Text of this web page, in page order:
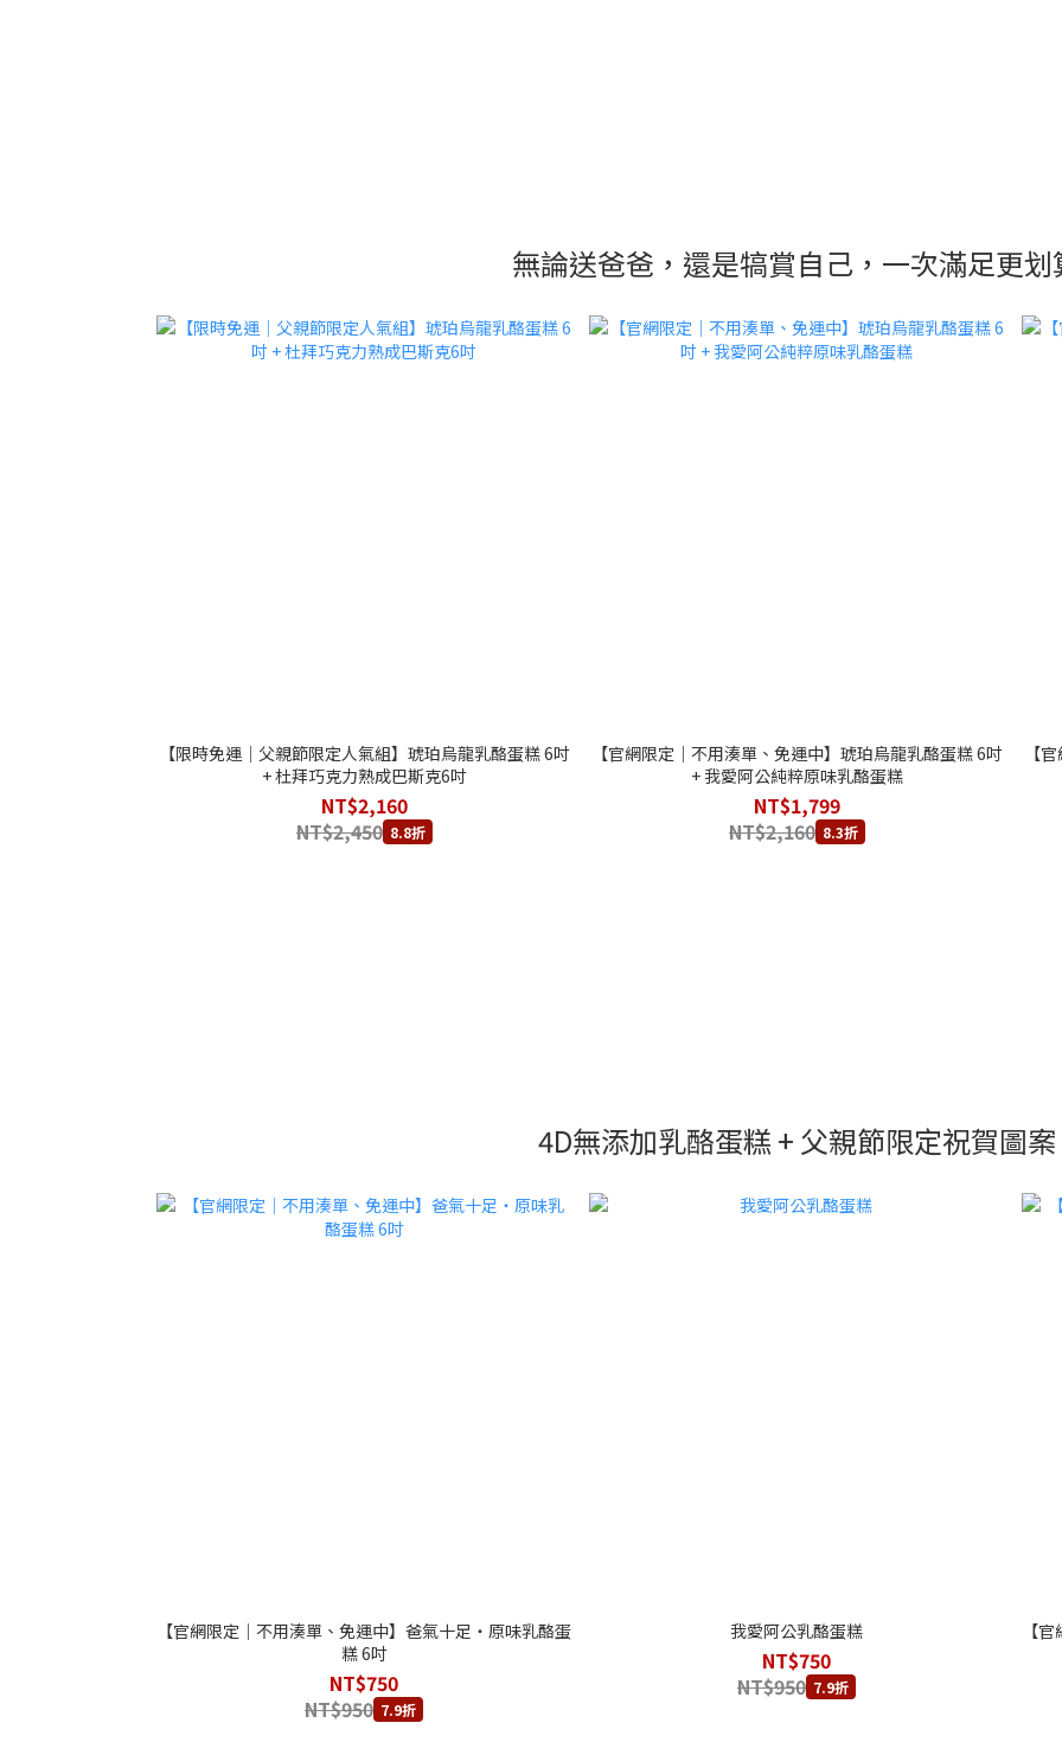
無論送爸爸，還是犒賞自己，一次滿足更划
【限時免運｜父親節限定人氣組】琥珀烏龍乳酪蛋糕 6吋
+ 杜拜巧克力熟成巴斯克6吋
NT$2,160
NT$2,450 8.8折
【官網限定｜不用湊單、免運中】琥珀烏龍乳酪蛋糕 6吋
+ 我愛阿公純粹原味乳酪蛋糕
NT$1,799
NT$2,160 8.3折
【
4D無添加乳酪蛋糕 + 父親節限定祝賀圖案
【官網限定｜不用湊單、免運中】爸氣十足‧原味乳酪蛋
糕 6吋
NT$750
NT$950 7.9折
我愛阿公乳酪蛋糕
NT$750
NT$950 7.9折
【